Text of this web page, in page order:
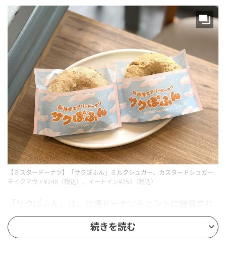
【ミスタードーナツ】「サクぽふん」ミルクシュガー、カスタードシュガー
テイクアウト¥248（税込）、イートイン¥253（税込）
た新感覚エアリードーナツ。外側の「サクサク」と、
中の「ぽふん」とした軽やかな口あたりを一緒に楽し
続きを読む